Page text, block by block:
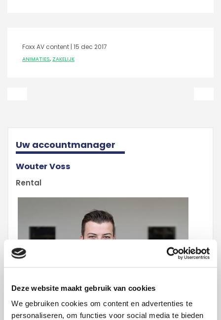
Deze website maakt gebruik van cookies
We gebruiken cookies om content en advertenties te
personaliseren, om functies voor social media te bieden
Foxx AV content | 15 dec 2017
ANIMATIES, ZAKELIJK
Uw accountmanager
Wouter Voss
Rental